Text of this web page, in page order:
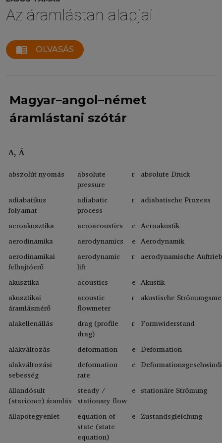
Az áramlástan alapjai
menu_book OLVASÁS
Magyar–angol–német
áramlástani szótár
A, Á
abszolút nyomás
absolute
pressure
r absolute Druck
adiabatikus
folyamat
adiabatic
process
r adiabatische Prozess
aeroakusztika aeroacoustics e Aeroakustik
aerodinamika
aerodynamics e Aerodynamik
aerodinamikai
felhajtóerő
aerodynamic
lift
r aerodynamische Auftrieb
akusztika acoustics e Akustik
akusztikai
áramlásmérő
acoustic
flowmeter
r akustische
alakellenállás
drag (profile
drag)
r Formwiderstand
alakváltozás deformation e Deformation
alakváltozási
sebesség
deformation
rate
e
állandósult
(stacioner) áramlás
steady /
stationary flow
e stationäre Strömung
állapotegyenlet
equation of
state (state
equation)
e Zustandsgleichung